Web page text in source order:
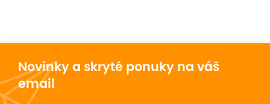
Novinky a skryté ponuky na váš
email